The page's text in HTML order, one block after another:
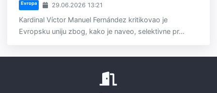
Evropa 29.06.2026 13:21
Kardinal Víctor Manuel Fernández kritikovao je
Evropsku uniju zbog, kako je naveo, selektivne pr...